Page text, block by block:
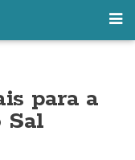
para a
Sal